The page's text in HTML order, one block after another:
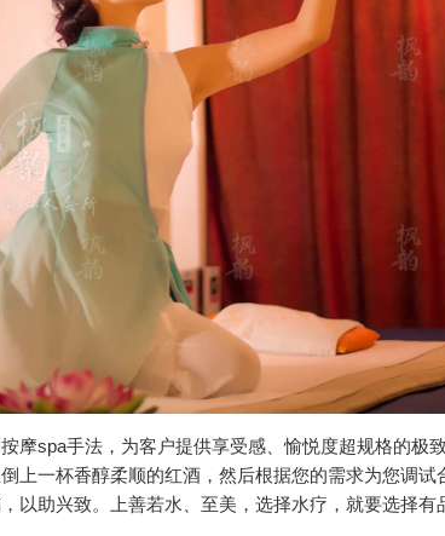
摩spa手法，为客户提供享受感、愉悦度超规格的极
上一杯香醇柔顺的红酒，然后根据您的需求为您调试
以助兴致。上善若水、至美，选择水疗，就要选择有